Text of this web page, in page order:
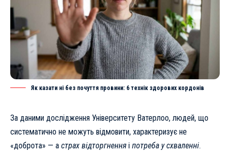
Як казати ні без почуття провини: 6 технік здорових кордонів
За даними дослідження Університету Ватерлоо, людей, що
систематично не можуть відмовити, характеризує не
«доброта» — а страх відторгнення і потреба у схваленні.